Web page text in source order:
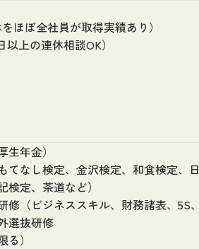
ほぼ全社員が取得実績あり）
上の連休相談OK）
年金）
なし検定、金沢検定、和食検定、日
定、茶道など）
（ビジネススキル、財務諸表、5S、
選抜研修
）